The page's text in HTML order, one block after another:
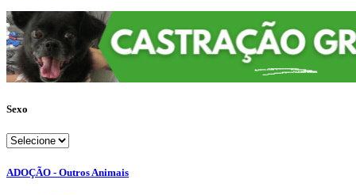
Sexo
ADOÇÃO - Outros Animais